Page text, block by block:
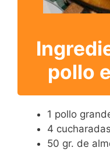
pollo
1 pollo
4
50 gr. de